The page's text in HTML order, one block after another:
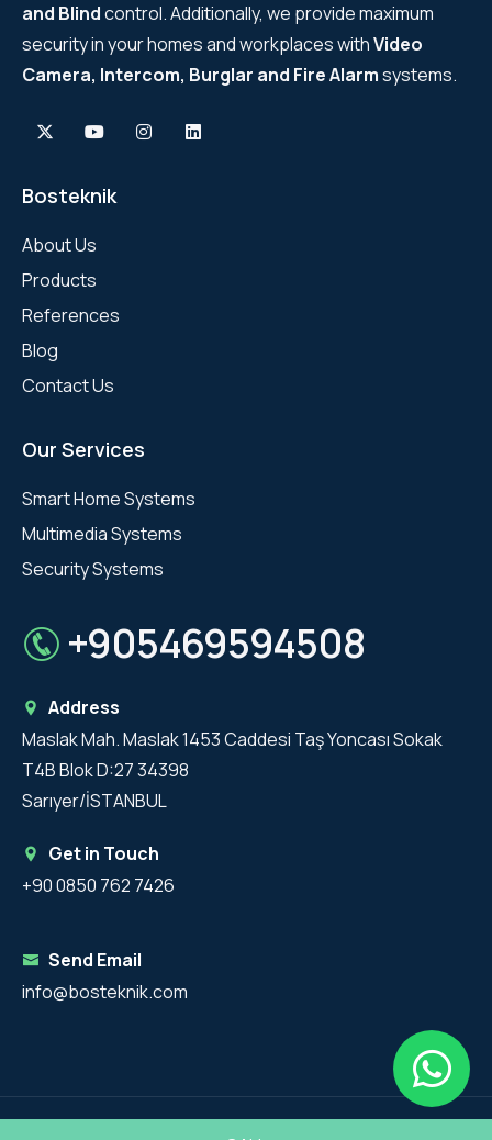
and Blindcontrol. Additionally, we provide maximum
security in your homes and workplaces withVideo
Camera, Intercom, Burglar and Fire Alarmsystems.
Bosteknik
About Us
Products
References
Blog
Contact Us
Our Services
Smart Home Systems
Multimedia Systems
Security Systems
+905469594508
Address
Maslak Mah. Maslak 1453 Caddesi Taş Yoncası Sokak
T4B Blok D:27 34398
Sarıyer/İSTANBUL
Get in Touch
+90 0850 762 7426
Send Email
info@bosteknik.com
Copyright 2025 - BosTeknik All Rights Reserved.